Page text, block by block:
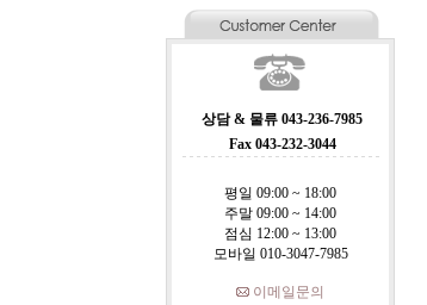
상담 & 물류 043-236-7985
Fax 043-232-3044
평일 09:00 ~ 18:00
주말 09:00 ~ 14:00
점심 12:00 ~ 13:00
모바일 010-3047-7985
이메일문의